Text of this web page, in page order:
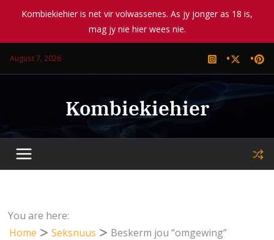
Kombiekiehier is net vir volwassenes. As jy jonger as 18 is,
mag jy nie hier wees nie.
August 7, 2026
Kombiekiehier
You are here:
Home
Seksnuus Beskerm jou “omgewing”